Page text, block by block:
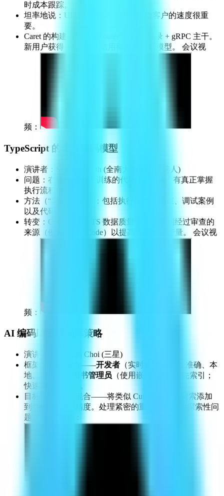
时成本跟踪。
坦率地说：UI/UX 很粗糙，但交付给客户的速度很重
要。
Caret 的构建：“Caret Router” + 社交登录 + gRPC 主干。
新用户获得 10 美元的信用额度来尝试模型。 会议视
频：
TypeScript 的语义编码模型
演讲者：Seungwan Oh (全南大学博士候选人)
问题：在静态文本上训练的代码 LLM 并没有真正掌握
执行流程/语义。
方法（“SemCode”）：包括执行跟踪、约束、调试案例
以及代码。
转变：OSS-Instruct TS 数据质量低；切换到经过审查的
来源（例如，LeetCode）以提高有效数据产量。 会议视
频：
AI 编码助手代码库策略
演讲者：Jaehoon Choi (三星)
框架：两种隐喻——开发者 （实时分析 AST；准确、本
地、私有）与
图书管理员 （使用嵌入/RAG 预先索引；
快速概念搜索）。
目标：Caret 的混合——将类似 Cursor 的灵活搜索添加
到类似 cline 的精度。处理紧密的重构和广泛的探索性问
题。 会议视频：